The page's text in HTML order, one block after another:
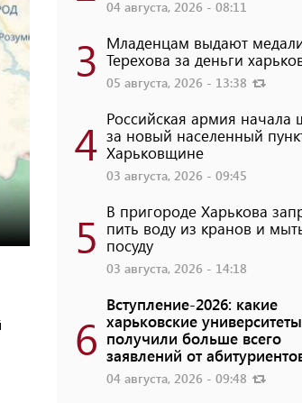
04 августа, 2026 - 08:11
3 Младенцам выдают
Терехова за деньги
05 августа, 2026 - 13:38
4 Российская армия начала
за новый населенный
Харьковщине
03 августа, 2026 - 09:45
5 В пригороде Харькова
пить воду из кранов и
посуду
03 августа, 2026 - 14:18
6
Вступление-2026: какие
харьковские университеты
получили больше всего
заявлений от
04 августа, 2026 - 09:48